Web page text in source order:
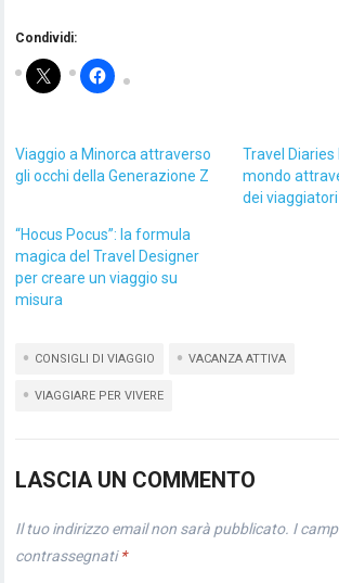
Condividi:
Viaggio a Minorca attraverso
gli occhi della Generazione Z
Travel Diaries
mondo
dei viaggiatori
“Hocus Pocus”: la formula
magica del Travel Designer
per creare un viaggio su
misura
CONSIGLI DI VIAGGIO VACANZA ATTIVA
VIAGGIARE PER VIVERE
LASCIA UN COMMENTO
Il tuo indirizzo email non sarà pubblicato. I
contrassegnati*